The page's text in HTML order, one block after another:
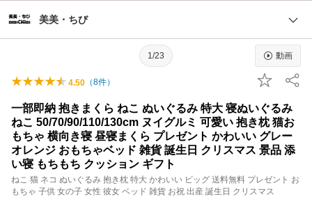
美美・ちび
1/23 動画
4.50 （8件）
一部即納 抱きまくら ねこ ぬいぐるみ 特大 寝ぬいぐるみ
ねこ 50/70/90/110/130cm ヌイグルミ 可愛い 抱き枕 猫お
もちゃ 横向き寝 昼寝まくら プレゼント かわいい グレー
オレンジ おもちゃベッド 雑貨 誕生日 クリスマス 景品 添
い寝 もちもち クッション ギフト
ねこ 猫 ネコ ぬいぐるみ 抱き枕 特大 かわいい ビッグ 送料無料 プレゼント お
もちゃ 子供 女の子 女性 彼女 ベッド 雑貨 お祝 出産 誕生日 クリスマス